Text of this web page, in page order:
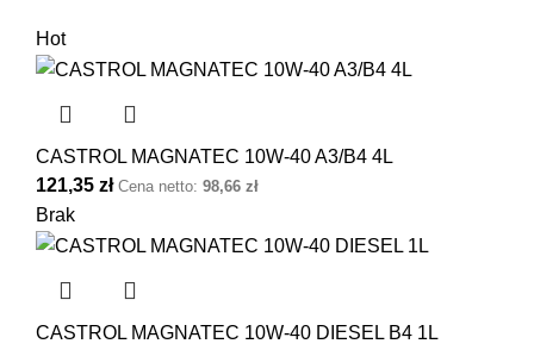
Hot
CASTROL MAGNATEC 10W-40 A3/B4 4L
121,35 zł Cena netto: 98,66 zł
Brak
CASTROL MAGNATEC 10W-40 DIESEL B4 1L